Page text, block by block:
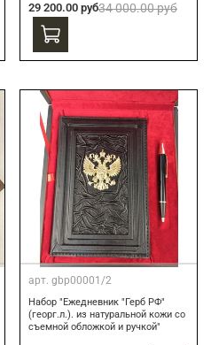
29 200.00 руб34 000.00 руб
арт. gbp00001/2
Набор "Ежедневник "Герб РФ"
(георг.л.). из натуральной кожи со
съемной обложкой и ручкой"